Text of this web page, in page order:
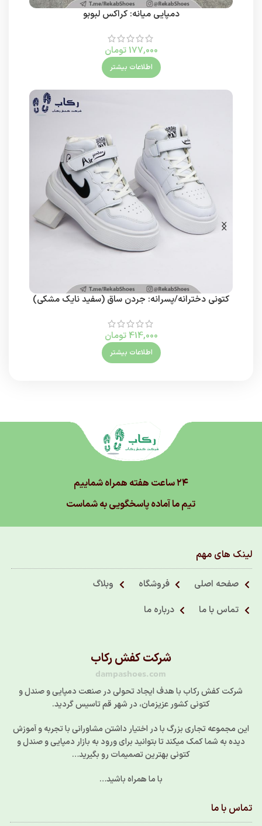
دمپایی میانه: کراکس لبوبو
177,000تومان
اطلاعات بیشتر
کتونی دخترانه/پسرانه: جردن ساق (سفید نایک مشکی)
414,000 تومان
اطلاعات بیشتر
۲۴ ساعت هفته همراه شماییم
تیم ما آماده پاسخگویی به شماست
لینک های مهم
صفحه اصلی فروشگاه
وبلاگ
تماس با ما
درباره ما
شرکت کفش رکاب
dampashoes.com
شرکت کفش رکاب با هدف ایجاد تحولی در صنعت دمپایی و صندل و
کتونی کشور عزیزمان، در شهر قم تاسیس گردید.
این مجموعه تجاری بزرگ با در اختیار داشتن مشاورانی با تجربه و آموزش
دیده به شما کمک میکند تا بتوانید برای ورود به بازار دمپایی و صندل و
کتونی بهترین تصمیمات رو بگیرید…
با ما همراه باشید…
تماس با ما